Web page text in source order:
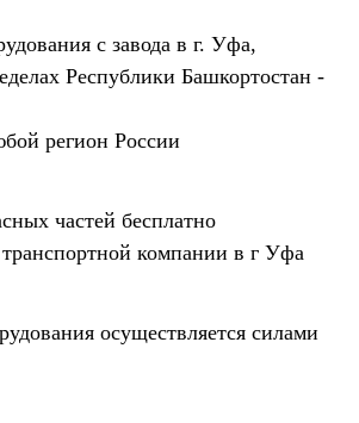
с завода в г. Уфа,
Республики Башкортостан -
регион России
частей бесплатно
компании в г Уфа
осуществляется силами